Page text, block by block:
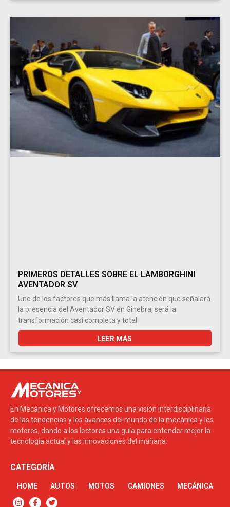
PRIMEROS DETALLES SOBRE EL LAMBORGHINI
AVENTADOR SV
Uno de los factores que más llama la atención que señalará
la presencia del Aventador SV en Ginebra, será la
transformación casi completa y total
LEER MÁS
En Mecánica y Motores ofrecemos una visión interdisciplinaria
de las tendencias y los avances del mundo de la mecánica y los
motores, dando a los lectores una guía para entender mejor la
tecnología actual y las innovaciones del mañana.
CATEGORÍA
HOME AUTOS MOTOS CAMIONES MECÁNICA